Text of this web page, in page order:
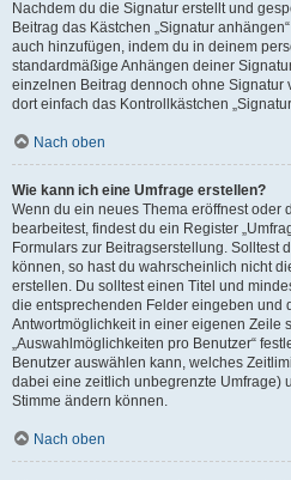
Nachdem du die Signatur erstellt und
Beitrag das Kästchen „Signatur
auch hinzufügen, indem du in deinem
standardmäßige Anhängen deiner
einzelnen Beitrag dennoch ohne Signatur
dort einfach das Kontrollkästchen
Nach oben
Wie kann ich eine Umfrage erstellen?
Wenn du ein neues Thema eröffnest oder
bearbeitest, findest du ein Register
Formulars zur Beitragserstellung. Solltest
können, so hast du wahrscheinlich nicht
erstellen. Du solltest einen Titel und
die entsprechenden Felder eingeben und
Antwortmöglichkeit in einer eigenen Zeile
„Auswahlmöglichkeiten pro Benutzer“
Benutzer auswählen kann, welches
dabei eine zeitlich unbegrenzte Umfrage)
Stimme ändern können.
Nach oben